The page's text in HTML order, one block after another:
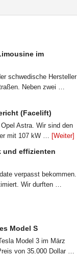
im
schwedische Hersteller
Neben zwei …
(Facelift)
Astra. Wir sind den
mit 107 kW … [Weiter]
und effizienten
verpasst bekommen.
Wir durften …
Model S
Model 3 im März
von 35.000 Dollar …